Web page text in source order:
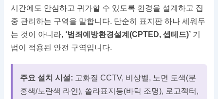
시간에도 안심하고 귀가할 수 있도록 환경을 설계하고 집
중 관리하는 구역을 말합니다. 단순히 표지판 하나 세워두
는 것이 아니라, ‘범죄예방환경설계(CPTED, 셉테드)’ 기
법이 적용된 안전 구역입니다.
주요 설치 시설: 고화질 CCTV, 비상벨, 노면 도색(분
홍색/노란색 라인), 쏠라표지등(바닥 조명), 로고젝터,